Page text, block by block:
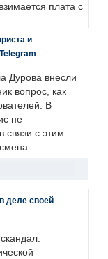
плата с
и
Дурова внесли
вопрос, как
В
не
связи с этим
деле своей